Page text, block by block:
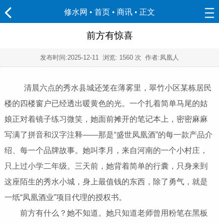
修水网 • 首页 • 商讯 • 正文
前方有惊喜
发布时间:2025-12-11 浏览: 1560 次 作者:凤凰人
清晨六点的秀水县城还笼在薄雾里，翠竹小区某栋居民
楼的四楼窗户已经透出暖黄色的光。一个扎着简单马尾的姑
娘正对着镜子练习微笑，她面前摊开的笔记本上，密密麻麻
写满了拼音和汉字注释——那是“盛世凤凰酒”的每一款产品介
绍、每一个品牌故事。她叫李月，来自河南的一个小村庄，
只上过小学二年级。三天前，她背着简单的行囊，只身来到
这座陌生的秀水小城，身上最值钱的东西，除了勇气，就是
一纸“凤凰酒业”项目代理的授权书。
前方有什么？她不知道。她只知道老师曾用粉笔在黑板